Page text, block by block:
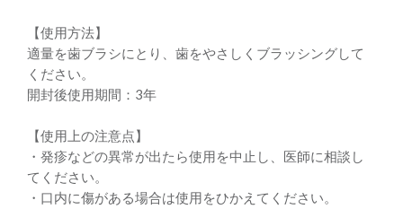
【使用方法】
適量を歯ブラシにとり、歯をやさしくブラッシングして
ください。
開封後使用期間：3年
【使用上の注意点】
・発疹などの異常が出たら使用を中止し、医師に相談し
てください。
・口内に傷がある場合は使用をひかえてください。